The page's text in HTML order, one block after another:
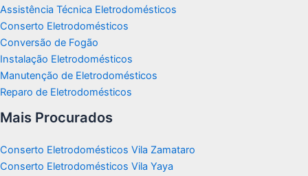
Assistência Técnica Eletrodomésticos
Conserto Eletrodomésticos
Conversão de Fogão
Instalação Eletrodomésticos
Manutenção de Eletrodomésticos
Reparo de Eletrodomésticos
Mais Procurados
Conserto Eletrodomésticos Vila Zamataro
Conserto Eletrodomésticos Vila Yaya